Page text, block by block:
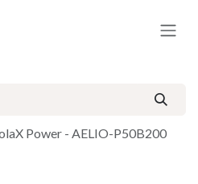
Power - AELIO-P50B200